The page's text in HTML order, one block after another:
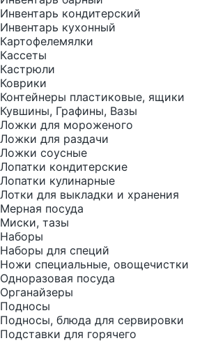
Инвентарь кондитерский
Инвентарь кухонный
Картофелемялки
Кассеты
Кастрюли
Коврики
Контейнеры пластиковые, ящики
Кувшины, Графины, Вазы
Ложки для мороженого
Ложки для раздачи
Ложки соусные
Лопатки кондитерские
Лопатки кулинарные
Лотки для выкладки и хранения
Мерная посуда
Миски, тазы
Наборы
Наборы для специй
Ножи специальные, овощечистки
Одноразовая посуда
Органайзеры
Подносы
Подносы, блюда для сервировки
Подставки для горячего